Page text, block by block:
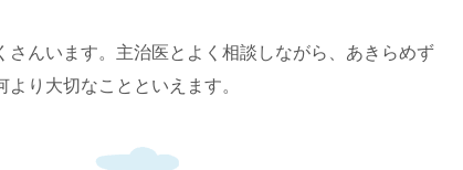
んいます。主治医とよく相談しながら、あきらめず
り大切なことといえます。